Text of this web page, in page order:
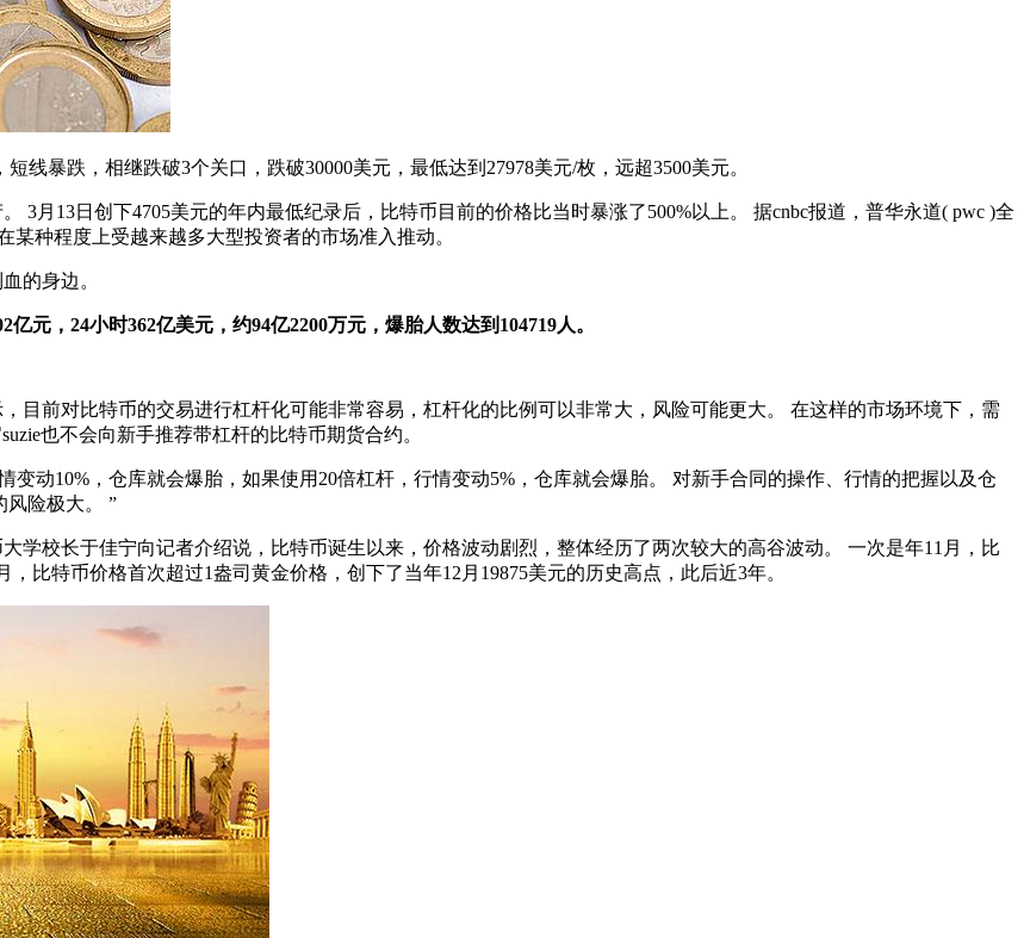
线暴跌，相继跌破3个关口，跌破30000美元，最低达到27978美元/枚，远超3500美元。
3月13日创下4705美元的年内最低纪录后，比特币目前的价格比当时暴涨了500%以上。 据cnbc报道，普华永道( pwc )全
某种程度上受越来越多大型投资者的市场准入推动。
的身边。
元，24小时362亿美元，约94亿2200万元，爆胎人数达到104719人。
目前对比特币的交易进行杠杆化可能非常容易，杠杆化的比例可以非常大，风险可能更大。 在这样的市场环境下，需
也不会向新手推荐带杠杆的比特币期货合约。
动10%，仓库就会爆胎，如果使用20倍杠杆，行情变动5%，仓库就会爆胎。 对新手合同的操作、行情的把握以及仓
风险极大。 ”
学校长于佳宁向记者介绍说，比特币诞生以来，价格波动剧烈，整体经历了两次较大的高谷波动。 一次是年11月，比
比特币价格首次超过1盎司黄金价格，创下了当年12月19875美元的历史高点，此后近3年。